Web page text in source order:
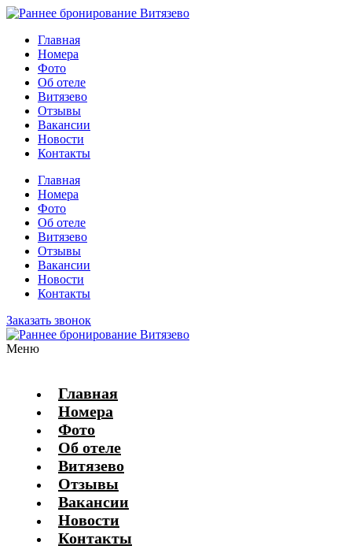
Главная
Номера
Фото
Об отеле
Витязево
Отзывы
Вакансии
Новости
Контакты
Главная
Номера
Фото
Об отеле
Витязево
Отзывы
Вакансии
Новости
Контакты
Заказать звонок
Меню
Главная
Номера
Фото
Об отеле
Витязево
Отзывы
Вакансии
Новости
Контакты